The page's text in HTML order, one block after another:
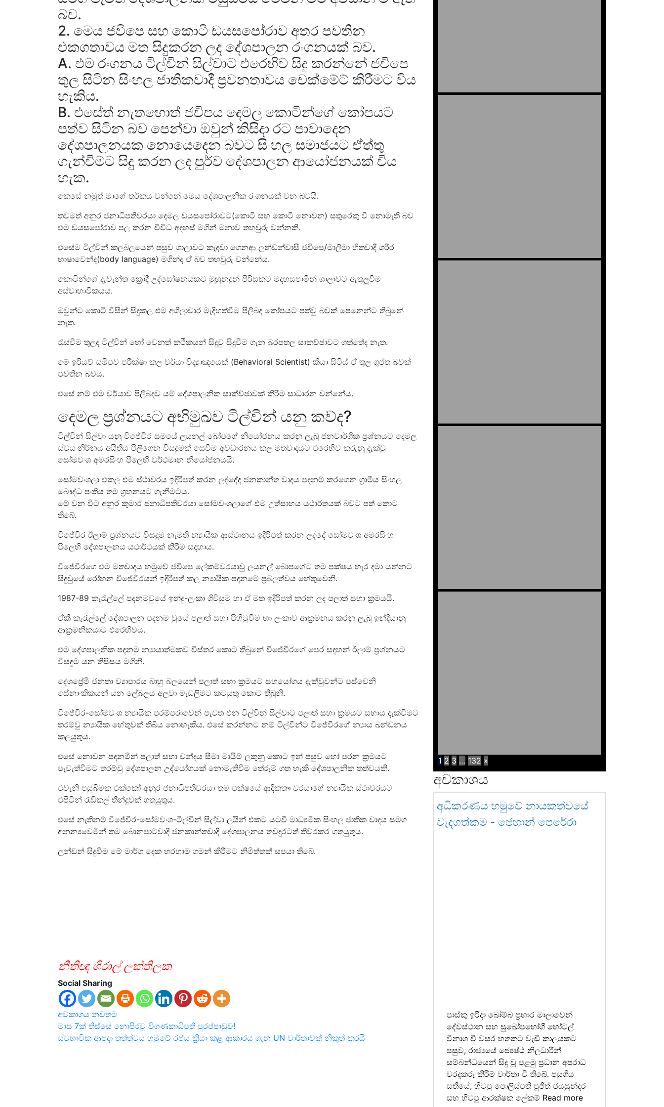
බව.
2. මෙය ජවිපෙ සහ කොටි ඩයසපෝරාව අතර පවතින
එකගතාවය මත සිදුකරන ලද දේශපාලන රංගනයක් බව.
A. එම රංගනය ටිල්වින් සිල්වාට එරෙහිව සිදු කරන්නේ ජවිපෙ
තුල සිටින සිංහල ජාතිකවාදී ප්‍රවනතාවය චෙක්මේට් කිරීමට විය
හැකිය.
B. එසේත් නැතහොත් ජවිපය දෙමල කොටින්ගේ කෝපයට
පත්ව සිටින බව පෙන්වා ඔවුන් කිසිදා රට පාවාදෙන
දේශපාලනයක නොයෙදෙන බවට සිංහල සමාජයට ඒත්තු
ගැන්වීමට සිදු කරන ලද පුර්ව දේශපාලන ආයෝජනයක් විය
හැක.
කෙසේ නමුත් මාගේ තර්කය වන්නේ මෙය දේශපාලනික රංගනයක් වන බවයි.
තවමත් අනුර ජනාධිපතිවරයා දෙමල ඩයසපෝරාවට(කොටි සහ කොටි නොවන) සතුරෙකු වී නොමැති බව
එම ඩයසපෝරාව පල කරන විවිධ අදහස් මගින් මනාව තහවුරු වන්නකි.
එසේම ටිල්වින් කලබලයෙන් පසුව ශාලාවට කැදවා ගෙනආ ලන්ඩන්වාසී ජවිපෙ/මාලිමා හිතවාදී ශරීර
භාෂාවෙන්ද(body language) මගින්ද ඒ බව තහවුරු වන්නේය.
කොටින්ගේ දැවැන්ත ක්‍රෝදී උද්ඝෝෂනයකට මුහුනදුන් පිරිසකට මදහසපාමීන් ශාලාවට ඇතුලුවීම
අස්වාභාවිකයය.
ඔවුන්ට කොටි විසින් සිදුකල එම අශීලාචාර මැදිහත්වීම පිලිබද කෝපයට පත්වු බවක් පෙනෙන්ට තිබුනේ
නැත.
රැස්වීම තුලද ටිල්වින් හෝ වෙනත් කථිකයන් සිදුවු සිදුවීම ගැන බරපතල සාකච්ඡාවට ගත්තේද නැත.
මේ ඉරියව් සමීපව පරීක්ෂා කල චර්යා විද්‍යාඤයෙක් (Behavioral Scientist) කියා සිටිය් ඒ තුල ගුප්ත බවක්
පවතින බවය.
එසේ නම් එම චර්යාව පිලිබදව යම් දේශපාලනික සාක්ච්ඡාවක් කිරීම සාධාරන වන්නේය.
දෙමල ප්‍රශ්නයට අභිමුඛව ටිල්වින් යනු කව්ද?
ටිල්වින් සිල්වා යනු විජේවීර සමයේ ලයනල් බෝපගේ නියෝජනය කරනු ලැබු ජනවාර්ගික ප්‍රශ්නයට දෙමල
ස්වයංනිර්නය අයිතිය පිලිගෙන විසදුමක් සෙවීම අවධාරනය කල මතවාදයට එරෙහිව කරුනු දැක්වු
සෝමවංශ අමරසිංහ පිලෙහි වර්ථමාන නියෝජනයයි.
සෝමවංශලා එකල එම ස්ථාවරය ඉදිරිපත් කරන ලද්දේද ජනකාන්ත වාදය පදනම් කරගෙන ග්‍රාමීය සිංහල
බෞද්ධ පංතිය තම ග්‍රහනයට ගැනීමටය.
මේ වන විට අනුර කුමාර ජනාධිපතිවරයා සෝමවංශලාගේ එම උත්සාහය යථාර්තයක් බවට පත් කොට
තිබේ.
විජේවීර ඊලාම් ප්‍රශ්නයට විසදුම නැමති න්‍යායික ආස්ථානය ඉදිරිපත් කරන ලද්දේ සෝමවංශ අමරසිංහ
පිලෙහි දේශපාලනය යථාර්ථයක් කිරීම සදහාය.
විජේවිරගෙ එම මතවාදය හමුවේ ජවිපෙ ලේකම්වරයාවු ලයනල් බොපගේට තම පක්ෂය හැර දමා යන්නට
සිදුවුයේ රෝහන විජේවීරයන් ඉදිරිපත් කල න්‍යායික පදනමේ ප්‍රබලත්වය හේතුවෙනි.
1987-89 කැරැල්ලේ පදනමවුයේ ඉන්දු-ලංකා ගිවිසුම හා ඒ මත ඉදිරිපත් කරන ලද පලාත් සභා ක්‍රමයයි.
ඒකී කැරැල්ලේ දේශපාලන පදනම වුයේ පලාත් සභා පිහිටුවීම හා ලංකාව ආක්‍රමනය කරනු ලැබු ඉන්දියානු
ආක්‍රමනිකයාට එරෙහිවය.
එම දේශපාලනික පදනම න්‍යායාත්මකව විස්තර කොට තිබුනේ විජේවීරගේ පෙර සදහන් ඊලාම් ප්‍රශ්නයට
විසදුම යන තිසිසය මගිනි.
දේශප්‍රේමී ජනතා ව්‍යාපාරය බාහු බලයෙන් පලාත් සභා ක්‍රමයට සහයෝගය දැක්වුවන්ට පස්වෙනි
සේනාංකිකයන් යන ලේබලය අලවා මැඩලීමට කටයුතු කොට තිබුනි.
විජේවීර-සෝමවංශ න්‍යායික පරම්පරාවෙන් පැවත එන ටිල්වින් සිල්වාට පලාත් සභා ක්‍රමයට සහාය දැක්වීමට
තරම්වු න්‍යායික හේතුවක් තිබිය නොහැකිය. එසේ කරන්නට නම් ටිල්වින්ට විජේවීරගේ න්‍යාය ඛන්ඩනය
කලයුතුය.
එසේ නොවන පදනමින් පලාත් සභා චන්දය සීමා මායිම් ලකුනු කොට ඉන් පසුව හෝ පරන ක්‍රමයට
පැවැත්වීමට තරම්වු දේශපාලන උද්යෝගයක් නොමැතිවීම තේරුම් ගත හැකි දේශපාලනික තත්වයකි.
එවැනි පසුබිමක එක්කෝ අනුර ජනාධිපතිවරයා තම පක්ෂයේ ආදිකතෟ වරයාගේ න්‍යායික ස්ථාවරයට
එපිටින් රැඩිකල් තීන්දුවක් ගතයුතුය.
එසේ නැතිනම් විජේවීර-සෝමවංශ-ටිල්වින් සිල්වා ලයින් එකට යටවී මාධ්‍යමික සිංහල ජාතික වාදය සමග
අනන්‍යවෙමින් තම බොනපාට්වාදී ජනකාන්තවාදී දේශපාලනය තවදුරටත් තීව්රකර ගතයුතුය.
ලන්ඩන් සිදුවීම මේ මාර්ග දෙක හරහාම ගමන් කිරීමට නිමිත්තක් සපයා තිබේ.
නීතිඥ ශිරාල් ලක්තිලක
Social Sharing
අවකාශය නවතම
Post
navigation
මාස 7ක් තිස්සේ නොපිරවූ විගණකාධිපති පුරප්පාඩුව!
ස්වභාවික ආපදා තත්ත්වය හමුවේ රජය ක්‍රියා කළ ආකාරය ගැන UN වාර්තාවක් නිකුත් කරයි
1 2 3 … 132 »
අවකාශය
අධිකරණය හමුවේ නායකත්වයේ
වැදගත්කම - ජෙහාන් පෙරේරා
පාස්කු ඉරිදා බෝම්බ ප්‍රහාර මාලාවෙන්
දේවස්ථාන සහ සුඛෝපභෝගී හෝටල්
විනාශ වී වසර හතකට වැඩි කාලයකට
පසුව, රාජ්‍යයේ ජ්‍යෙෂ්ඨ නිලධාරීන්
සම්බන්ධයෙන් සිදු වූ පළමු ප්‍රධාන අපරාධ
වරදකරු කිරීම් වාර්තා වී තිබේ. පසුගිය
සතියේ, හිටපු පොලිස්පති පූජිත් ජයසුන්දර
සහ හිටපු ආරක්ෂක ලේකම් Read more